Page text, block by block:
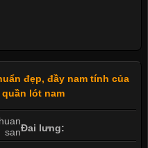
đẹp, đầy nam tính của
lót nam
Đai lưng: